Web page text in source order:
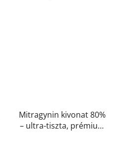
Mitragynin kivonat 80%
– ultra-tiszta, prémium